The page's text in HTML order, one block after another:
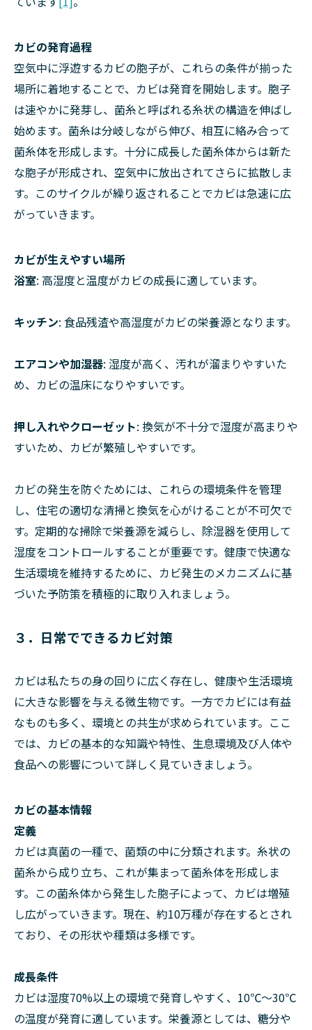
カビの発育過程
空気中に浮遊するカビの胞子が、これらの条件が揃った
場所に着地することで、カビは発育を開始します。胞子
は速やかに発芽し、菌糸と呼ばれる糸状の構造を伸ばし
始めます。菌糸は分岐しながら伸び、相互に絡み合って
菌糸体を形成します。十分に成長した菌糸体からは新た
な胞子が形成され、空気中に放出されてさらに拡散しま
す。このサイクルが繰り返されることでカビは急速に広
がっていきます。
カビが生えやすい場所
浴室: 高湿度と温度がカビの成長に適しています。
キッチン: 食品残渣や高湿度がカビの栄養源となります。
エアコンや加湿器: 湿度が高く、汚れが溜まりやすいた
め、カビの温床になりやすいです。
押し入れやクローゼット: 換気が不十分で湿度が高まりや
すいため、カビが繁殖しやすいです。
カビの発生を防ぐためには、これらの環境条件を管理
し、住宅の適切な清掃と換気を心がけることが不可欠で
す。定期的な掃除で栄養源を減らし、除湿器を使用して
湿度をコントロールすることが重要です。健康で快適な
生活環境を維持するために、カビ発生のメカニズムに基
づいた予防策を積極的に取り入れましょう。
３．日常でできるカビ対策
カビは私たちの身の回りに広く存在し、健康や生活環境
に大きな影響を与える微生物です。一方でカビには有益
なものも多く、環境との共生が求められています。ここ
では、カビの基本的な知識や特性、生息環境及び人体や
食品への影響について詳しく見ていきましょう。
カビの基本情報
定義
カビは真菌の一種で、菌類の中に分類されます。糸状の
菌糸から成り立ち、これが集まって菌糸体を形成しま
す。この菌糸体から発生した胞子によって、カビは増殖
し広がっていきます。現在、約10万種が存在するとされ
ており、その形状や種類は多様です。
成長条件
カビは湿度70%以上の環境で発育しやすく、10℃～30℃
の温度が発育に適しています。栄養源としては、糖分や